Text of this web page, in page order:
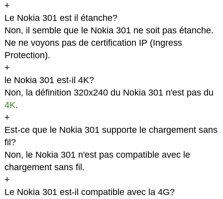
+
Le Nokia 301 est il étanche?
Non, il semble que le Nokia 301 ne soit pas étanche.
Ne ne voyons pas de certification IP (Ingress
Protection).
+
le Nokia 301 est-il 4K?
Non, la définition 320x240 du Nokia 301 n'est pas du
4K.
+
Est-ce que le Nokia 301 supporte le chargement sans
fil?
Non, le Nokia 301 n'est pas compatible avec le
chargement sans fil.
+
Le Nokia 301 est-il compatible avec la 4G?